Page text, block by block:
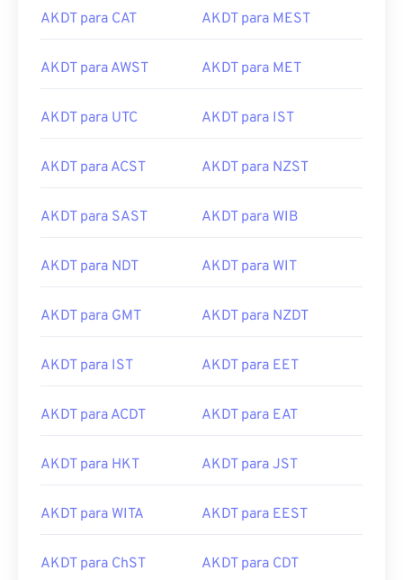
AKDT para CAT AKDT para MEST
AKDT para AWST AKDT para MET
AKDT para UTC AKDT para IST
AKDT para ACST AKDT para NZST
AKDT para SAST AKDT para WIB
AKDT para NDT AKDT para WIT
AKDT para GMT AKDT para NZDT
AKDT para IST AKDT para EET
AKDT para ACDT AKDT para EAT
AKDT para HKT AKDT para JST
AKDT para WITA AKDT para EEST
AKDT para ChST AKDT para CDT